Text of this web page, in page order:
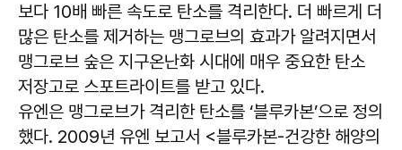
보다 10배 빠른 속도로 탄소를 격리한다. 더 빠르게 더
많은 탄소를 제거하는 맹그로브의 효과가 알려지면서
맹그로브 숲은 지구온난화 시대에 매우 중요한 탄소
저장고로 스포트라이트를 받고 있다.
유엔은 맹그로브가 격리한 탄소를 ‘블루카본’으로 정의
했다. 2009년 유엔 보고서 <블루카본-건강한 해양의